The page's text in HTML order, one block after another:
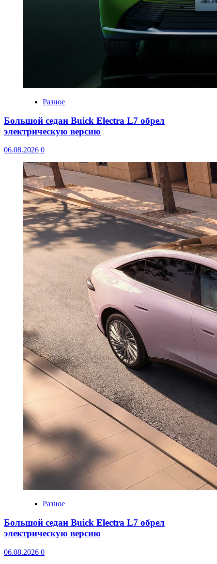
Разное
Большой седан Buick Electra L7 обрел
электрическую версию
06.08.2026 0
Разное
Большой седан Buick Electra L7 обрел
электрическую версию
06.08.2026 0